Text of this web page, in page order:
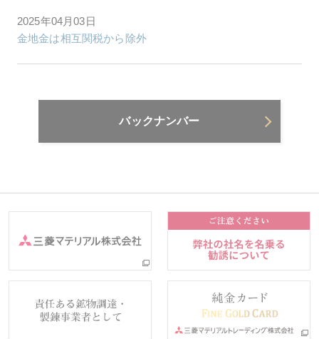
2025年04月03日
金地金は相互関税から除外
バックナンバー